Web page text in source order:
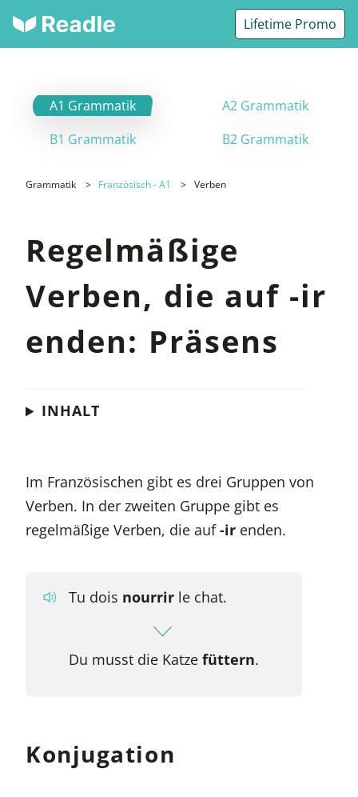
Lifetime Promo
A1 Grammatik
A2 Grammatik
B1 Grammatik
B2 Grammatik
Grammatik Französisch - A1 Verben
Regelmäßige
Verben, die auf -ir
enden: Präsens
INHALT
Im Französischen gibt es drei Gruppen von
Verben. In der zweiten Gruppe gibt es
regelmäßige Verben, die auf-ir enden.
Tu dois nourrirle chat.
Du musst die Katze füttern.
Konjugation